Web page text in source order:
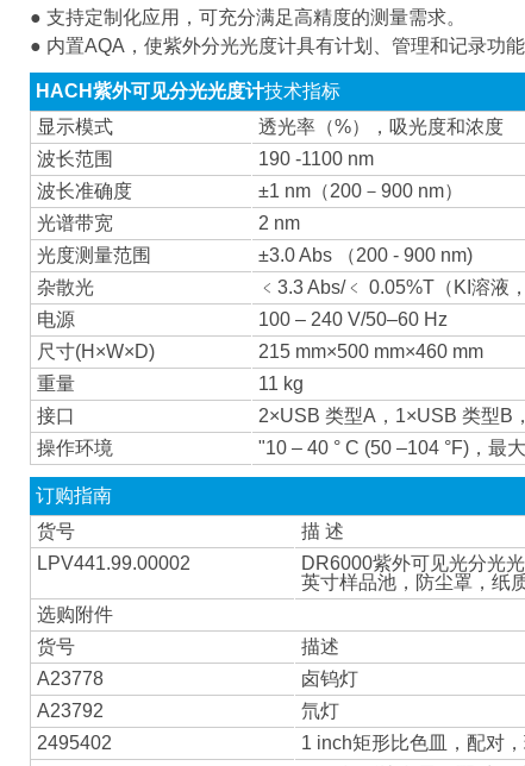
● 支持定制化应用，可充分满足高精度的测量需求。
● 内置AQA，使紫外分光光度计具有计划、管理和记录功能
HACH紫外可见分光光度计技术指标
显示模式
透光率（%），吸光度和浓度
波长范围
190 -1100 nm
波长准确度
±1 nm（200－900 nm）
光谱带宽
2 nm
光度测量范围
±3.0 Abs （200 - 900 nm)
杂散光
﹤3.3 Abs/﹤ 0.05%T（KI溶液
电源
100 – 240 V/50–60 Hz
尺寸(H×W×D)
215 mm×500 mm×460 mm
重量
11 kg
接口
2×USB 类型A，1×USB 类型B
操作环境
"10 – 40 ° C (50 –104 °F)，最
订购指南
货号
描 述
LPV441.99.00002
DR6000紫外可见光分光
英寸样品池，防尘罩，纸
选购附件
货号
描述
A23778
卤钨灯
A23792
氘灯
2495402
1 inch矩形比色皿，配对，